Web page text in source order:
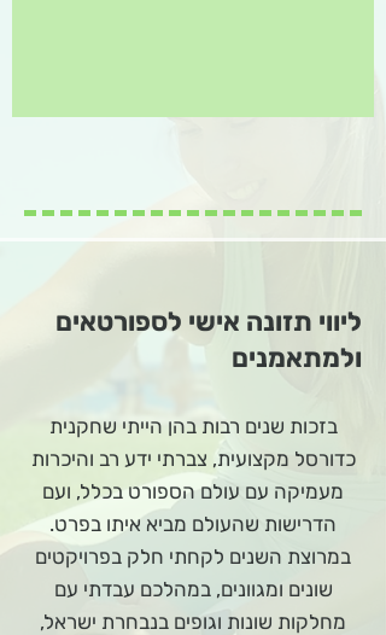
ליווי תזונה אישי לספורטאים
ולמתאמנים
בזכות שנים רבות בהן הייתי שחקנית
כדורסל מקצועית, צברתי ידע רב והיכרות
מעמיקה עם עולם הספורט בכלל, ועם
הדרישות שהעולם מביא איתו בפרט.
במרוצת השנים לקחתי חלק בפרויקטים
שונים ומגוונים, במהלכם עבדתי עם
מחלקות שונות וגופים בנבחרת ישראל,